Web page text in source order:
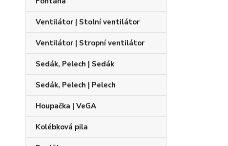
Ventilátor | Stolní ventilátor
Ventilátor | Stropní ventilátor
Sedák, Pelech | Sedák
Sedák, Pelech | Pelech
Houpačka | VeGA
Kolébková pila